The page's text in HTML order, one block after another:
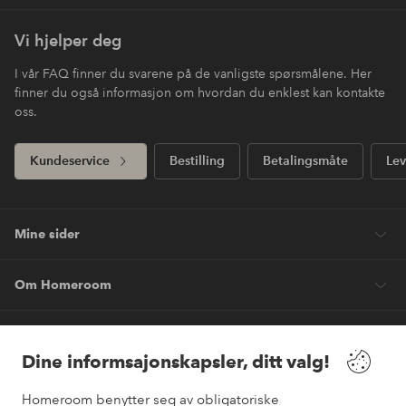
Dine informsajonskapsler, ditt valg!
Homeroom benytter seg av obligatoriske
Vi hjelper deg
I vår FAQ finner du svarene på de vanligste spørsmålene. Her
finner du også informasjon om hvordan du enklest kan kontakte
oss.
Kundeservice Bestilling Betalingsmåte
Mine sider
Om Homeroom